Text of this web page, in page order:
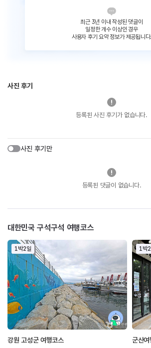
최근 3년 이내 작성된 댓글이
일정한 개수 이상인 경우
사용자 후기 요약 정보가 제공됩니다.
사진 후기
등록된 사진 후기가 없습니다.
사진 후기만
등록된 댓글이 없습니다.
대한민국 구석구석 여행코스
1박2일
강원 고성군 여행코스
1박
군산여